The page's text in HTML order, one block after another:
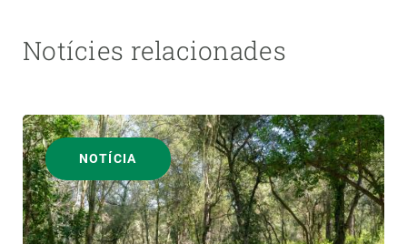
Notícies relacionades
NOTÍCIA